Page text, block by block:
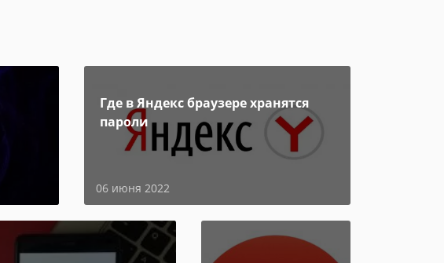
Где в Яндекс браузере хранятся
пароли
06 июня 2022